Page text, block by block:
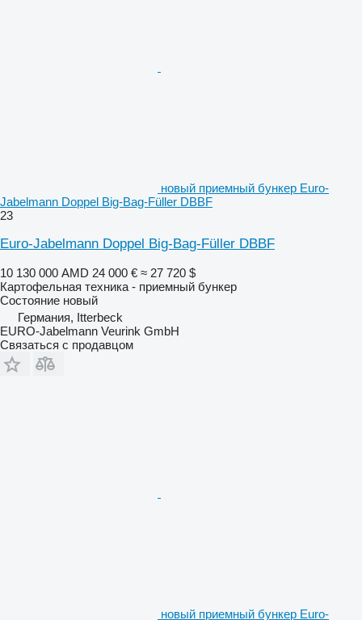
новый приемный бункер Euro-
Jabelmann Doppel Big-Bag-Füller DBBF
23
Euro-Jabelmann Doppel Big-Bag-Füller DBBF
10 130 000 AMD 24 000 € ≈ 27 720 $
Картофельная техника - приемный бункер
Состояние новый
Германия, Itterbeck
EURO-Jabelmann Veurink GmbH
Связаться с продавцом
новый приемный бункер Euro-